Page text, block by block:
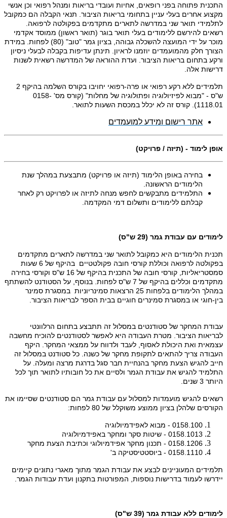
התכנית פתוחה בפני רופאים, אחיות ועובדי בריאות ומנהל רפואי וכן אנשי
מקצוע אחרים בעלי עניין בתחומי בריאות הציבור. תנאי הקבלה הם כמקובל
לתלמידי תואר שני במדרשה לתארים מתקדמים בפקולטה לרפואה.
רשאים להירשם ללימודים בעלי תואר בוגר (תואר ראשון) ממוסד אקדמי
מוכר על ידי המועצה להשכלה גבוהה, בציון גמר "טוב" (80) לפחות.
במידת
הצורך חלק מהמועמדים יוזמנו לראיון . תינתן עדיפות בקבלה לבעלי ניסיון
ורקע בתחום בריאות הציבור. ועדת ההוראה של המדרשה רשאית לשנות
דרישות אלה.
תלמידים ללא רקע רפואי או פרה-רפואי יחויבו בקורס השלמה בהיקף 2
ש"ס - "מבוא לפיזיולוגיה ופתולוגיה של מחלות" (קורס מס' 0158-
1118.01). קורס זה לא יכלל במכסת השעות לתואר.
אתר רישום ומידע למועמדים
אופן לימוד - (תיזה / פרויקט)
בחירה באופן הלימוד (תיזה או פרויקט) מתבצעת במהלך שנת
הלימודים הראשונה.
התלמידים מתבקשים לחפש מנחה לתיזה או לפרויקט רק לאחר
קבלתם ללימודים ותשלום דמי המקדמה.
לימודים עם עבודת גמר (29 ש"ס)
תכנית הלימודים היא כמקובל לתואר שני במדרשה לתארים מתקדמים
בפקולטה לרפואה וכוללת קורסי חובה פקולטטיים בהיקף של 6 שעות
סמסטריאליות, קורסי חובה של התכנית בהיקף של 16 ש"ס וקורסי בחירה
מתקדמים וכללים בהיקף של 7 ש"ס לפחות. בנוסף, על הסטודנט להשתתף
במהלך הלימודים בלפחות 25 הרצאות סמינריוניות במסגרת סמינר
בין-חוגי או במסגרת סמינרים חוגיים בבית הספר לבריאות הציבור.
עבודת המחקר של סטודנטים במסלול זה תתבצע בתחום הרלוונטי
לבריאות הציבור. מטרת העבודה היא לאפשר לסטודנטים להוכיח מחשבה
עצמאית ואת היכולת לאסוף, לעבד ולדווח על ממצאי המחקר. היקף
העבודה צריך להתאים לתקופת מחקר של כשנה. כל סטודנט במסלול זה
חייב להגיש הצעת מחקר בהנחיית חבר סגל בדרגת מרצה ומעלה. על
התלמיד להגיש את עבודת הגמר ולסיים את כל חובותיו לתואר תוך לכל
היותר 3 שנים.
רשאים להגיש מועמדות למסלול עם עבודת גמר הם סטודנטים שסיימו את
הקורסים שלהלן בציון ממוצע משוקלל של 80 לפחות:
0158.100 - מבוא לאפידמיולוגיה
0158.1013 - שיטות סקר ומחקר באפידמיולוגיה
0158.1206 - תכנון מחקר אפידמיולוגי וכתיבת הצעת מחקר
0158.1110 - ביוסטטיסטיקה ב'
תלמידים המעוניינים לבצע את עבודת הגמר מתוך מאגרי נתונים קיימים
יידרשו לעמוד בדרישות נוספות, המפורטות בתקנון ועדת עבודות הגמר.
לימודים ללא עבודת גמר (39 ש"ס)